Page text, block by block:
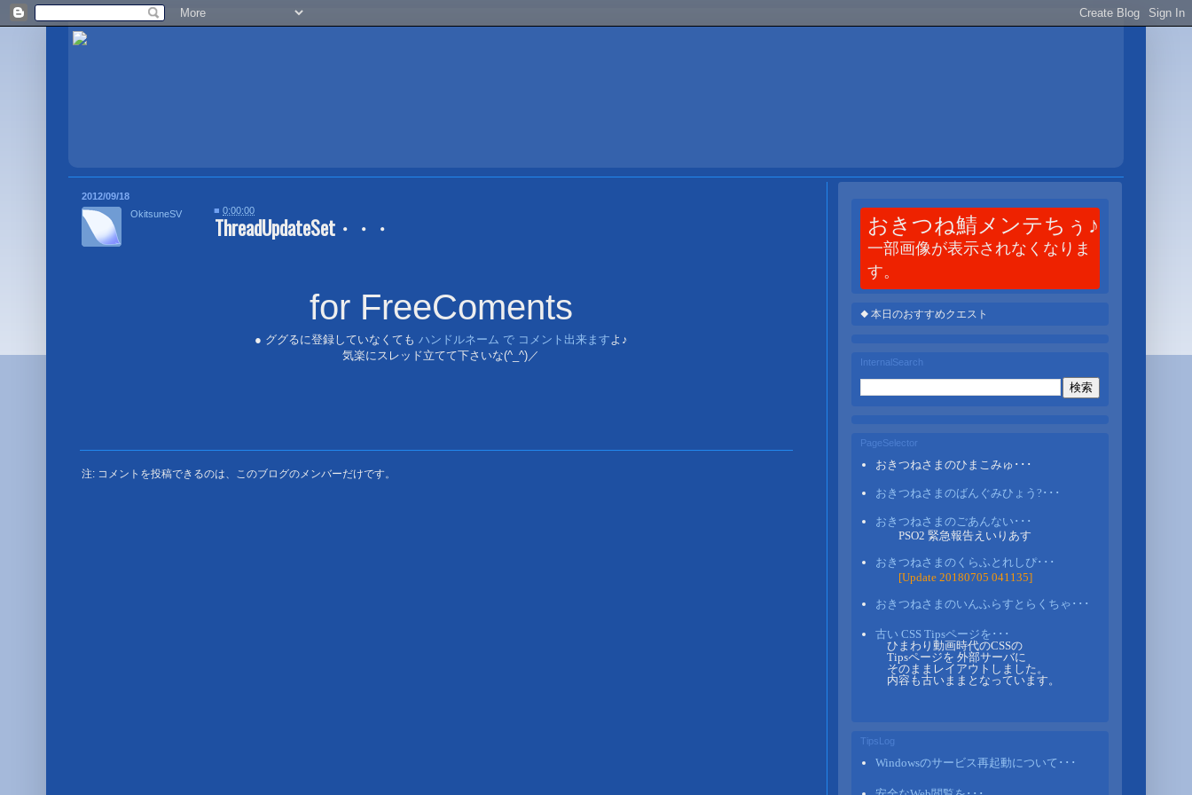
2012/09/18
ThreadUpdateSet・・・
for FreeComents
● ググるに登録していなくても ハンドルネーム で コメント出来ますよ♪
気楽にスレッド立てて下さいな(^_^)／
OkitsuneSV ■0:00:00
注: コメントを投稿できるのは、このブログのメンバーだけです。
おきつね鯖メンテちぅ♪
一部画像が表示されなくなりま
す。
◆ 本日のおすすめクエスト
InternalSearch
PageSelector
おきつねさまのひまこみゅ･･･
おきつねさまのばんぐみひょう?･･･
おきつねさまのごあんない･･･
PSO2 緊急報告えいりあす
おきつねさまのくらふとれしぴ･･･
[Update 20180705 041135]
おきつねさまのいんふらすとらくちゃ･･･
古い CSS Tipsページを･･･
ひまわり動画時代のCSSの
Tipsページを 外部サーバに
そのままレイアウトしました。
内容も古いままとなっています。
TipsLog
Windowsのサービス再起動について･･･